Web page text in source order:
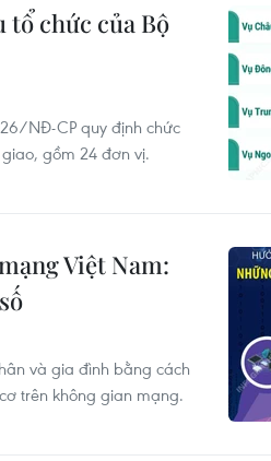
tổ chức của Bộ
NĐ-CP quy định chức
gồm 24 đơn vị.
Việt Nam:
và gia đình bằng cách
trên không gian mạng.